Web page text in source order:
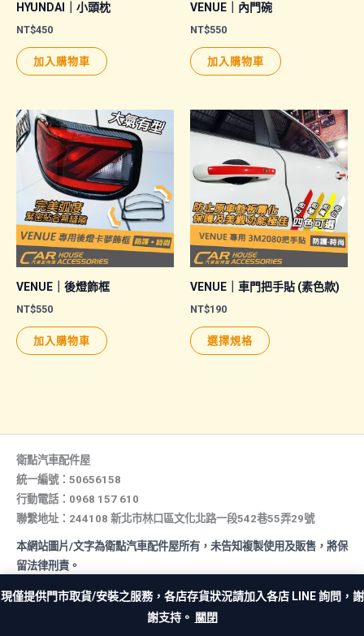
現僅提供門市取貨/安裝之服務，各店存貨狀況請加入各店 LINE 詢問，謝
謝支持。 關閉
HYUNDAI｜小頭枕
NT$450
加入購物車
VENUE｜內門碗
NT$550
加入購物車
VENUE｜後燈飾框
NT$550
加入購物車
VENUE｜車門把手貼 (素色款)
NT$190
選擇規格
種
在
產
面
衛點汽車配件屋
統一編號：50656158
行動電話：0968 157 610
聯繫地址：244108 新北市林口區文化北路一段542巷55弄29號
本網站圖片/文字為衛點汽車配件屋所有，未告知複製使用及販售，將保
留法律刑責。
車配件屋.